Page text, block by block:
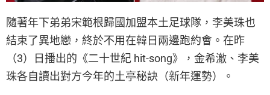
隨著年下弟弟宋範根歸國加盟本土足球隊，李美珠也
結束了異地戀，終於不用在韓日兩邊跑約會。在昨
（3）日播出的《二十世紀 hit-song》，金希澈、李美
珠各自讀出對方今年的土亭秘訣（新年運勢）。